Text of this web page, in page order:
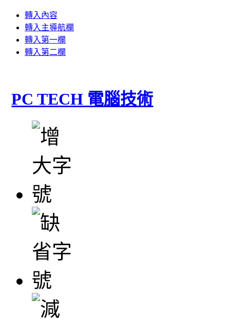
轉入內容
轉入主導航欄
轉入第一欄
轉入第二欄
PC TECH 電腦技術